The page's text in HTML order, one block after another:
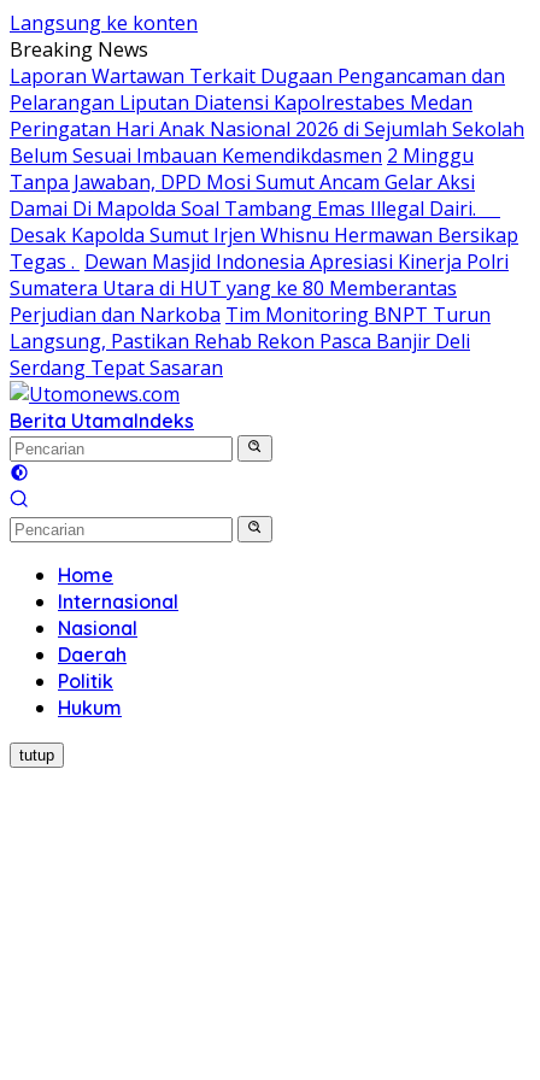
Langsung ke konten
Breaking News
Laporan Wartawan Terkait Dugaan Pengancaman dan
Pelarangan Liputan Diatensi Kapolrestabes Medan
Peringatan Hari Anak Nasional 2026 di Sejumlah Sekolah
Belum Sesuai Imbauan Kemendikdasmen 2 Minggu
Tanpa Jawaban, DPD Mosi Sumut Ancam Gelar Aksi
Damai Di Mapolda Soal Tambang Emas Illegal Dairi.
Desak Kapolda Sumut Irjen Whisnu Hermawan Bersikap
Tegas . Dewan Masjid Indonesia Apresiasi Kinerja Polri
Sumatera Utara di HUT yang ke 80 Memberantas
Perjudian dan Narkoba Tim Monitoring BNPT Turun
Langsung, Pastikan Rehab Rekon Pasca Banjir Deli
Serdang Tepat Sasaran
Berita UtamaIndeks
Home
Internasional
Nasional
Daerah
Politik
Hukum
tutup